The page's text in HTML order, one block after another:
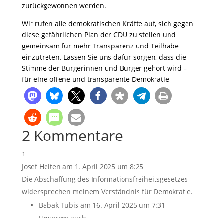
zurückgewonnen werden.
Wir rufen alle demokratischen Kräfte auf, sich gegen
diese gefährlichen Plan der CDU zu stellen und
gemeinsam für mehr Transparenz und Teilhabe
einzutreten. Lassen Sie uns dafür sorgen, dass die
Stimme der Bürgerinnen und Bürger gehört wird –
für eine offene und transparente Demokratie!
2 Kommentare
Josef Helten am 1. April 2025 um 8:25
Die Abschaffung des Informationsfreiheitsgesetzes
widersprechen meinem Verständnis für Demokratie.
Babak Tubis am 16. April 2025 um 7:31